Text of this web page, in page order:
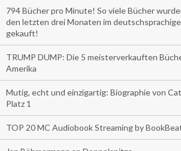
794 Bücher pro Minute! So viele Bücher
den letzten drei Monaten im
gekauft!
TRUMP DUMP: Die 5 meisterverkauften
Amerika
Mutig, echt und einzigartig: Biographie von
Platz 1
TOP 20 MC Audiobook Streaming by